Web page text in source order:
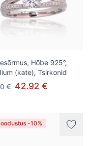
Hõbe 925°,
(kate), Tsirkonid
€ 42.92 €
-10%